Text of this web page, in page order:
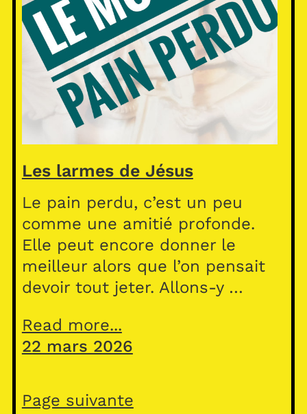
Les larmes de Jésus
Le pain perdu, c’est un peu
comme une amitié profonde.
Elle peut encore donner le
meilleur alors que l’on pensait
devoir tout jeter. Allons-y …
Read more...
22 mars 2026
Page suivante